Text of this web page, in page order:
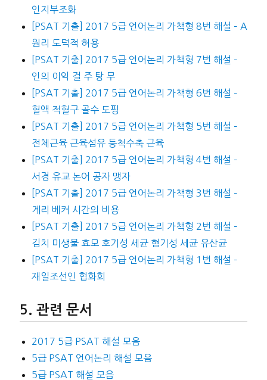
인지부조화
[PSAT 기출] 2017 5급 언어논리 가책형 8번 해설 – A
원리 도덕적 허용
[PSAT 기출] 2017 5급 언어논리 가책형 7번 해설 –
인의 이익 걸 주 탕 무
[PSAT 기출] 2017 5급 언어논리 가책형 6번 해설 –
혈액 적혈구 골수 도핑
[PSAT 기출] 2017 5급 언어논리 가책형 5번 해설 –
전체근육 근육섬유 등척수축 근육
[PSAT 기출] 2017 5급 언어논리 가책형 4번 해설 –
서경 유교 논어 공자 맹자
[PSAT 기출] 2017 5급 언어논리 가책형 3번 해설 –
게리 베커 시간의 비용
[PSAT 기출] 2017 5급 언어논리 가책형 2번 해설 –
김치 미생물 효모 호기성 세균 혐기성 세균 유산균
[PSAT 기출] 2017 5급 언어논리 가책형 1번 해설 –
재일조선인 협화회
관련 문서
2017 5급 PSAT 해설 모음
5급 PSAT 언어논리 해설 모음
5급 PSAT 해설 모음